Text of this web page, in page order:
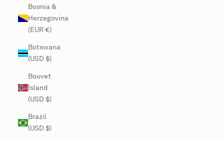
Bosnia &
Herzegovina
(EUR €)
Botswana
(USD $)
Bouvet
Island
(USD $)
Brazil
(USD $)